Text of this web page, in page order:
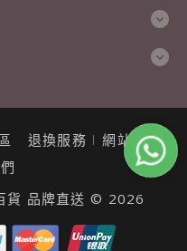
退換服務
網站地圖
貨 品牌直送 © 2026